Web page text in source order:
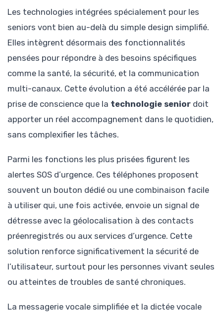
Les technologies intégrées spécialement pour les
seniors vont bien au-delà du simple design simplifié.
Elles intègrent désormais des fonctionnalités
pensées pour répondre à des besoins spécifiques
comme la santé, la sécurité, et la communication
multi-canaux. Cette évolution a été accélérée par la
prise de conscience que la technologie senior doit
apporter un réel accompagnement dans le quotidien,
sans complexifier les tâches.
Parmi les fonctions les plus prisées figurent les
alertes SOS d’urgence. Ces téléphones proposent
souvent un bouton dédié ou une combinaison facile
à utiliser qui, une fois activée, envoie un signal de
détresse avec la géolocalisation à des contacts
préenregistrés ou aux services d’urgence. Cette
solution renforce significativement la sécurité de
l’utilisateur, surtout pour les personnes vivant seules
ou atteintes de troubles de santé chroniques.
La messagerie vocale simplifiée et la dictée vocale